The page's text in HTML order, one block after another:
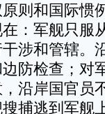
则和国际惯
：军舰只服
涉和管辖。
防检查；对
沿岸国官员
捕逃到军舰